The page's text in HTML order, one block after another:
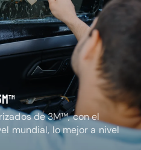
de 3M™, con el
mundial, lo mejor a nivel